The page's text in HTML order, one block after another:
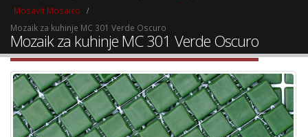
Mosavit Mosaico
Mozaik za kuhinje MC 301 Verde Oscuro
Mozaik za kuhinje MC 301 Verde Oscuro